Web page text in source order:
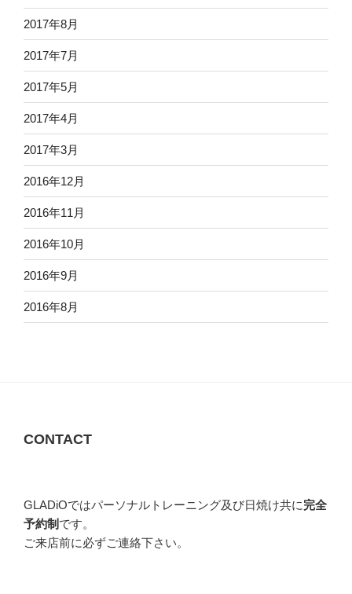
2017年8月
2017年7月
2017年5月
2017年4月
2017年3月
2016年12月
2016年11月
2016年10月
2016年9月
2016年8月
CONTACT
GLADiOではパーソナルトレーニング及び日焼け共に完全
予約制 です。
ご来店前に必ずご連絡下さい。